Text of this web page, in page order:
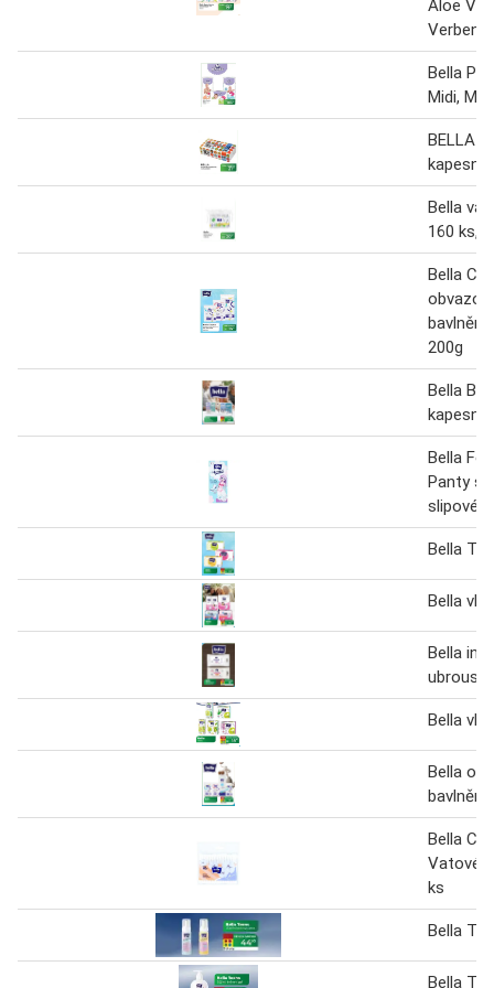
Aloe
Verbena
Bella
Midi,
BELLA
Bella
160 ks,
Bella
200g
Bella
Bella
Panty
slipové
Bella
Bella
Bella
Bella
Bella
bavlněná
Bella
Vatové
ks
Bella
Bella